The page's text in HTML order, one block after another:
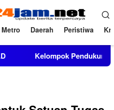
Metro Daerah Peristiwa
Pendukung Moha Bin